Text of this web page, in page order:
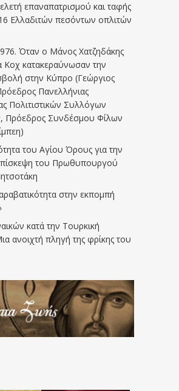
επαναπατρισμού και ταφής
Ελλαδιτών πεσόντων οπλιτών
Όταν ο Μάνος Χατζηδάκης
Κοχ κατακεραύνωσαν την
στην Κύπρο (Γεώργιος
Πανελλήνιας
Πολιτιστικών Συλλόγων
Πρόεδρος Συνδέσμου Φίλων
του Αγίου Όρους για την
του Πρωθυπουργού
στην εκπομπή
κατά την Τουρκική
ανοιχτή πληγή της φρίκης του